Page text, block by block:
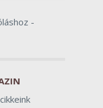
-